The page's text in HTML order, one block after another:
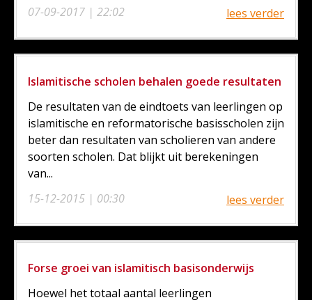
07-09-2017 | 22:02
lees verder
Islamitische scholen behalen goede resultaten
15-12-2015 | 00:30
De resultaten van de eindtoets van leerlingen op
islamitische en reformatorische basisscholen zijn
beter dan resultaten van scholieren van andere
soorten scholen. Dat blijkt uit berekeningen
van...
lees verder
Forse groei van islamitisch basisonderwijs
Hoewel het totaal aantal leerlingen